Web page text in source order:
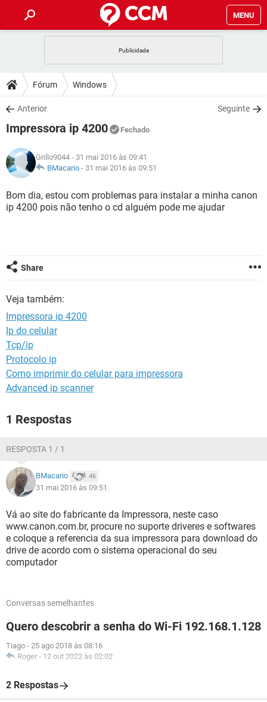
MENU
CELULAR
OUTLOOK
INSTAGRAM GMAIL
GUIA DE COMPRAS
DICAS
JOGOS
INSTAGRAM GMAIL
GUIA DE COMPRAS
DOWNLOADS
JOGOS WHATSAPP
CELULAR
OUTLOOK EXCEL
INSTAGRAM GMAIL
GUIA DE COMPRAS
FÓRUM
JOGOS WHATSAPP
CELULAR
OUTLOOK EXCEL
GLOSSÁRIO
JOGOS WHATSAPP
CELULAR FACEBOOK
GUIA DE COMPRAS
Fórum Windows
Anterior Seguinte
Impressora ip 4200 Fechado
Grillo9044 - 31 mai 2016 às 09:41
BMacario - 31 mai 2016 às 09:51
Bom dia, estou com problemas para instalar a minha canon
ip 4200 pois não tenho o cd alguém pode me ajudar
Share
Veja também:
Impressora ip 4200
Ip do celular
Tcp/ip
Protocolo ip
Como imprimir do celular para impressora
Advanced ip scanner
1 Respostas
RESPOSTA 1 / 1
BMacario 46
31 mai 2016 às 09:51
Vá ao site do fabricante da Impressora, neste caso
www.canon.com.br, procure no suporte driveres e softwares
e coloque a referencia da sua impressora para download do
drive de acordo com o sistema operacional do seu
computador
Conversas semelhantes
Quero descobrir a senha do Wi-Fi 192.168.1.128
Tiago - 25 ago 2018 às 08:16
Roger - 12 out 2022 às 02:02
2 Respostas